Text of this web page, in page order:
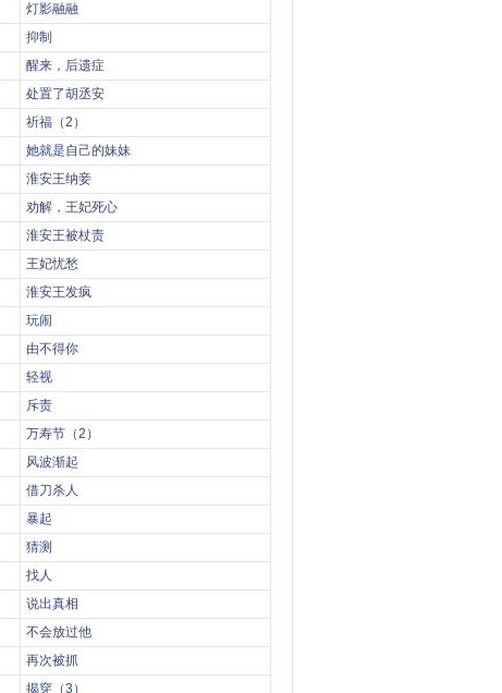
灯影融融
抑制
醒来，后遗症
处置了胡丞安
祈福（2）
她就是自己的妹妹
淮安王纳妾
劝解，王妃死心
淮安王被杖责
王妃忧愁
淮安王发疯
玩闹
由不得你
轻视
斥责
万寿节（2）
风波渐起
借刀杀人
暴起
猜测
找人
说出真相
不会放过他
再次被抓
揭穿（3）